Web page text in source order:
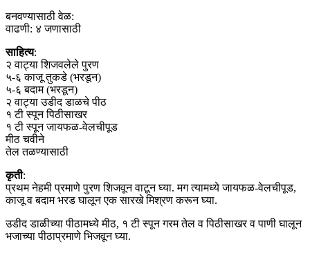
बनवण्यासाठी वेळ:
वाढणी: ४ जणासाठी
साहित्य:
२ वाट्या शिजवलेले पुरण
५-६ काजू तुकडे (भरडून)
५-६ बदाम (भरडून)
२ वाट्या उडीद डाळचे पीठ
१ टी स्पून पिठीसाखर
१ टी स्पून जायफळ-वेलचीपूड
मीठ चवीने
तेल तळण्यासाठी
कृती:
प्रथम नेहमी प्रमाणे पुरण शिजवून वाटून घ्या. मग त्यामध्ये जायफळ-वेलचीपूड,
काजू व बदाम भरड घालून एक सारखे मिश्रण करून घ्या.
उडीद डाळीच्या पीठामध्ये मीठ, १ टी स्पून गरम तेल व पिठीसाखर व पाणी घालून
भजाच्या पीठाप्रमाणे भिजवून घ्या.